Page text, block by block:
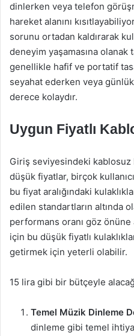
dinlerken veya telefon
hareket alanını
sorunu ortadan kaldırarak
deneyim yaşamasına olanak
genellikle hafif ve portatif
seyahat ederken veya günlük
derece kolaydır.
Uygun Fiyatlı
Giriş seviyesindeki kablosuz
düşük fiyatlar, birçok
bu fiyat aralığındaki
edilen standartların altında
performans oranı göz önüne
için bu düşük fiyatlı
getirmek için yeterli olabilir.
15 lira gibi bir bütçeyle
Temel Müzik Dinleme
dinleme gibi temel